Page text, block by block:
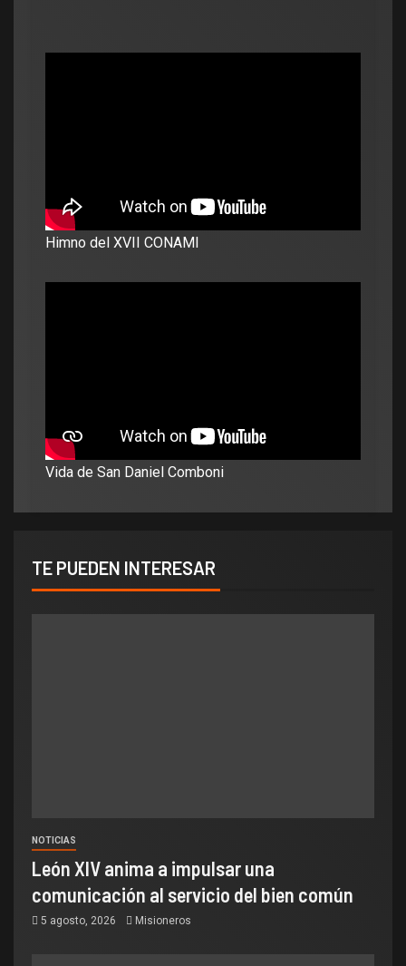
Himno del XVII CONAMI
Vida de San Daniel Comboni
TE PUEDEN INTERESAR
NOTICIAS
León XIV anima a impulsar una
comunicación al servicio del bien común
5 agosto, 2026 Misioneros